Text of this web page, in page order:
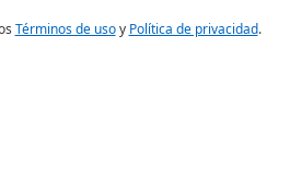
Términos de usoy Política de privacidad.